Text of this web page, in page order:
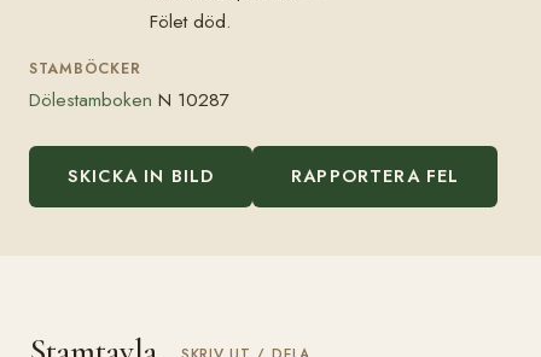
Fölet död.
STAMBÖCKER
Dölestamboken N 10287
SKICKA IN BILD RAPPORTERA FEL